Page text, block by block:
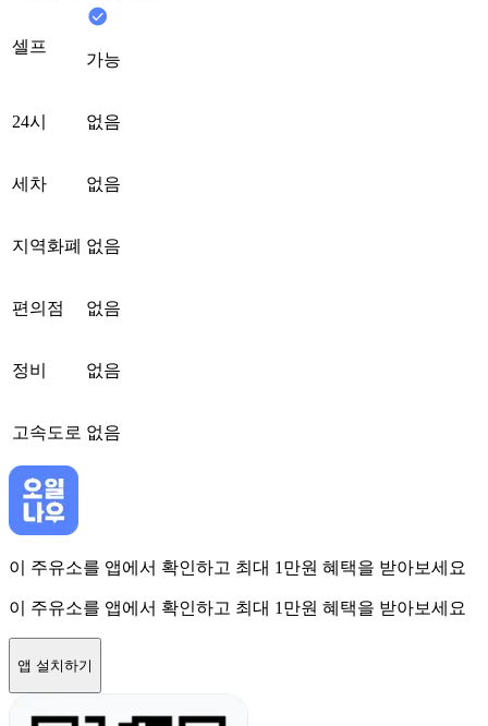
셀프
가능
24시 없음
세차 없음
지역화폐 없음
편의점 없음
정비 없음
고속도로 없음
이 주유소를 앱에서 확인하고 최대 1만원 혜택을 받아보세요
이 주유소를 앱에서 확인하고 최대 1만원 혜택을 받아보세요
앱 설치하기